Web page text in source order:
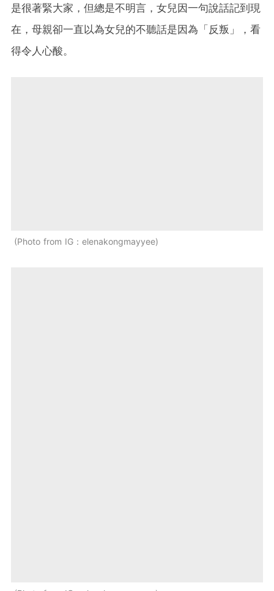
是很著緊大家，但總是不明言，女兒因一句說話記到現
在，母親卻一直以為女兒的不聽話是因為「反叛」，看
得令人心酸。
Photo from IG：elenakongmayyee